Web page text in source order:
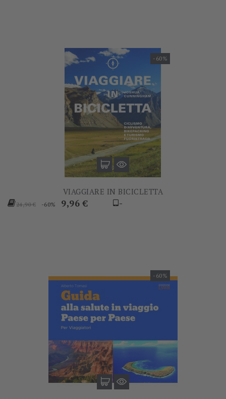
-60%
VIAGGIARE IN BICICLETTA
Prezzo
24,90 € -60% Prezzo
9,96 € -
-60%